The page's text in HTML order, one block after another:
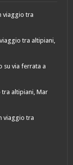
viaggio tra
tra altipiani,
su via ferrata a
tra altipiani, Mar
viaggio tra